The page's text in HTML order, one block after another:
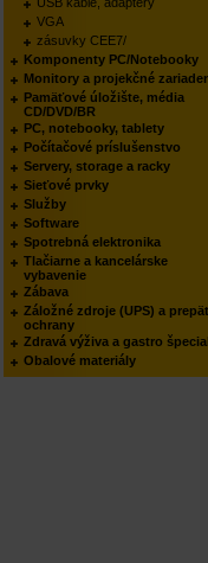
VGA
zásuvky CEE7/
Komponenty PC/Notebooky
Monitory a projekčné
Pamäťové úložište, média
CD/DVD/BR
PC, notebooky, tablety
Počítačové príslušenstvo
Servery, storage a racky
Sieťové prvky
Služby
Software
Spotrebná elektronika
Tlačiarne a kancelárske
vybavenie
Zábava
Záložné zdroje (UPS) a
ochrany
Zdravá výživa a gastro
Obalové materiály